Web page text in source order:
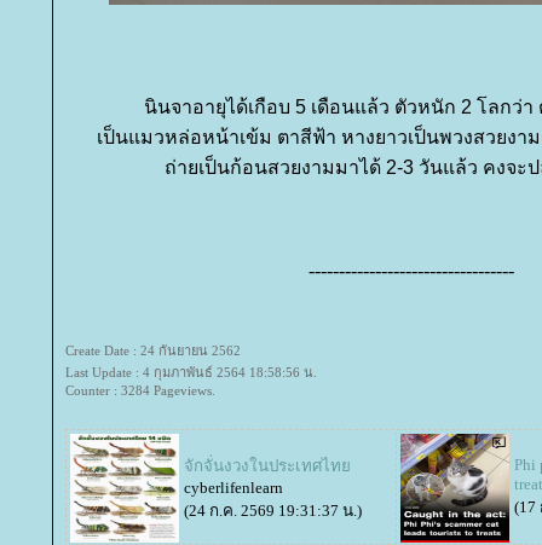
นินจาอายุได้เกือบ 5 เดือนแล้ว ตัวหนัก 2 โลกว่
เป็นแมวหล่อหน้าเข้ม ตาสีฟ้า หางยาวเป็นพวงสวยง
ถ่ายเป็นก้อนสวยงามมาได้ 2-3 วันแล้ว คงจะ
----------------------------------
Create Date : 24 กันยายน 2562
Last Update : 4 กุมภาพันธ์ 2564 18:58:56 น.
Counter : 3284 Pageviews.
จักจั่นงวงในประเทศไท
cyberlifenlearn
(24 ก.ค. 2569 19:31:37 น.)
Phi
treat
(17